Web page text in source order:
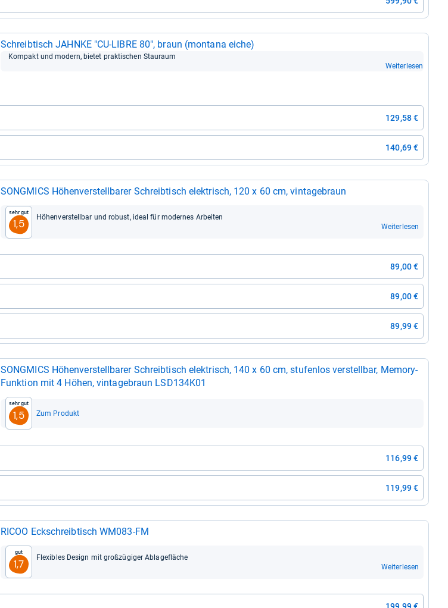
Schreib­tisch JAHNKE "CU-​LIBRE 80", braun (mon­tana eiche)
Kom­pakt und modern, bie­tet prak­ti­schen Stau­raum
Weiterlesen
129,58 €
140,69 €
SONG­MICS Höhen­ver­stell­ba­rer Schreib­tisch elek­trisch, 120 x 60 cm, vin­ta­ge­braun
Sehr gut
1,5
Höhen­ver­stell­bar und robust, ideal für moder­nes Arbei­ten
Weiterlesen
89,00 €
89,00 €
89,99 €
SONG­MICS Höhen­ver­stell­ba­rer Schreib­tisch elek­trisch, 140 x 60 cm, stu­fen­los ver­stell­bar, Memory-​
Funk­tion mit 4 Höhen, vin­ta­ge­braun LSD134K01
Sehr gut
1,5 Zum Produkt
116,99 €
119,99 €
RICOO Eck­schreib­tisch WM083-​FM
Gut
1,7
Fle­xibles Design mit groß­zü­gi­ger Abla­ge­flä­che
Weiterlesen